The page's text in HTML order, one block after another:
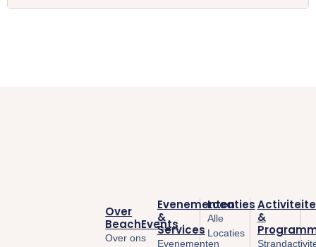
&
Locaties
Alle
Locaties
Evenementen
&
Services
Evenementen
Over
BeachEvents
Over ons